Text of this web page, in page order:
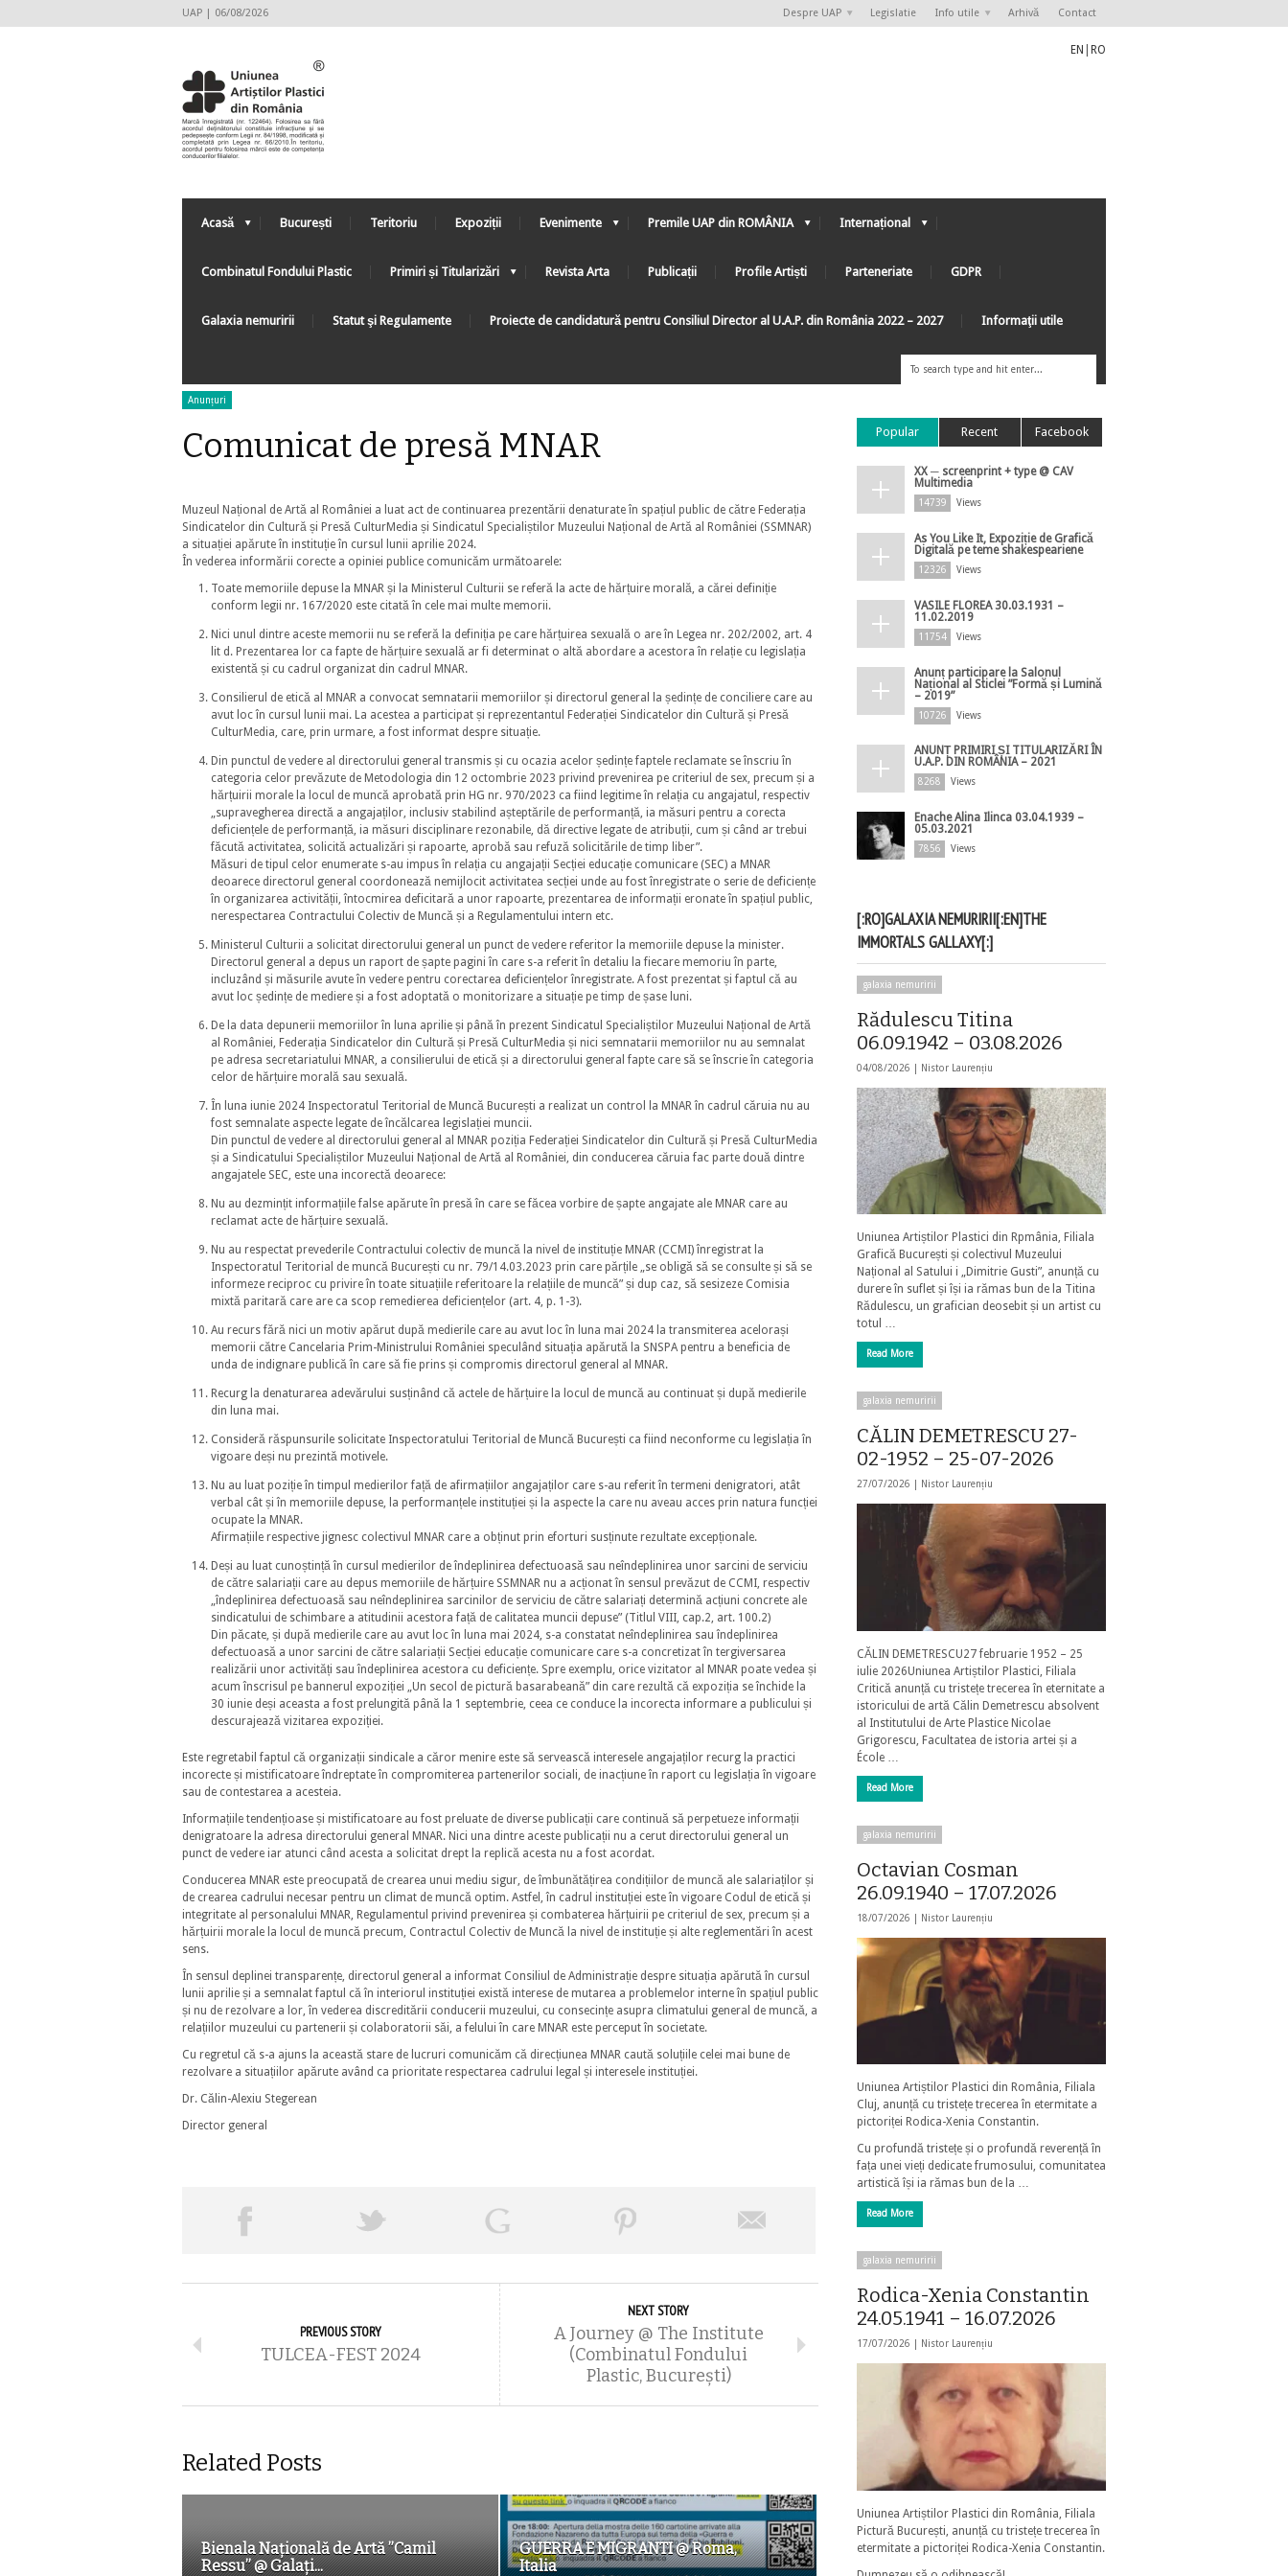
UAP | 06/08/2026 Despre UAP Legislatie Info utile Arhivă Contact
EN RO
Acasă București Teritoriu Expoziții Evenimente Premile UAP din ROMÂNIA Internațional
Combinatul Fondului Plastic Primiri și Titularizări Revista Arta Publicații Profile Artiști Parteneriate GDPR
Galaxia nemuririi Statut şi Regulamente Proiecte de candidatură pentru Consiliul Director al U.A.P. din România 2022 – 2027 Informaţii utile
Anunțuri
Comunicat de presă MNAR
Muzeul Național de Artă al României a luat act de continuarea prezentării denaturate în spațiul public de către Federația
Sindicatelor din Cultură și Presă CulturMedia și Sindicatul Specialiștilor Muzeului Național de Artă al României (SSMNAR)
a situației apărute în instituție în cursul lunii aprilie 2024.
În vederea informării corecte a opiniei publice comunicăm următoarele:
Toate memoriile depuse la MNAR și la Ministerul Culturii se referă la acte de hărțuire morală, a cărei definiție
conform legii nr. 167/2020 este citată în cele mai multe memorii.
Nici unul dintre aceste memorii nu se referă la definiția pe care hărțuirea sexuală o are în Legea nr. 202/2002, art. 4
lit d. Prezentarea lor ca fapte de hărțuire sexuală ar fi determinat o altă abordare a acestora în relație cu legislația
existentă și cu cadrul organizat din cadrul MNAR.
Consilierul de etică al MNAR a convocat semnatarii memoriilor și directorul general la ședințe de conciliere care au
avut loc în cursul lunii mai. La acestea a participat și reprezentantul Federației Sindicatelor din Cultură și Presă
CulturMedia, care, prin urmare, a fost informat despre situație.
Din punctul de vedere al directorului general transmis și cu ocazia acelor ședințe faptele reclamate se înscriu în
categoria celor prevăzute de Metodologia din 12 octombrie 2023 privind prevenirea pe criteriul de sex, precum și a
hărțuirii morale la locul de muncă aprobată prin HG nr. 970/2023 ca fiind legitime în relația cu angajatul, respectiv
„supravegherea directă a angajaților, inclusiv stabilind așteptările de performanță, ia măsuri pentru a corecta
deficiențele de performanță, ia măsuri disciplinare rezonabile, dă directive legate de atribuții, cum și când ar trebui
făcută activitatea, solicită actualizări și rapoarte, aprobă sau refuză solicitările de timp liber”.
Măsuri de tipul celor enumerate s-au impus în relația cu angajații Secției educație comunicare (SEC) a MNAR
deoarece directorul general coordonează nemijlocit activitatea secției unde au fost înregistrate o serie de deficiențe
în organizarea activității, întocmirea deficitară a unor rapoarte, prezentarea de informații eronate în spațiul public,
nerespectarea Contractului Colectiv de Muncă și a Regulamentului intern etc.
Ministerul Culturii a solicitat directorului general un punct de vedere referitor la memoriile depuse la minister.
Directorul general a depus un raport de șapte pagini în care s-a referit în detaliu la fiecare memoriu în parte,
incluzând și măsurile avute în vedere pentru corectarea deficiențelor înregistrate. A fost prezentat și faptul că au
avut loc ședințe de mediere și a fost adoptată o monitorizare a situație pe timp de șase luni.
De la data depunerii memoriilor în luna aprilie și până în prezent Sindicatul Specialiștilor Muzeului Național de Artă
al României, Federația Sindicatelor din Cultură și Presă CulturMedia și nici semnatarii memoriilor nu au semnalat
pe adresa secretariatului MNAR, a consilierului de etică și a directorului general fapte care să se înscrie în categoria
celor de hărțuire morală sau sexuală.
În luna iunie 2024 Inspectoratul Teritorial de Muncă București a realizat un control la MNAR în cadrul căruia nu au
fost semnalate aspecte legate de încălcarea legislației muncii.
Din punctul de vedere al directorului general al MNAR poziția Federației Sindicatelor din Cultură și Presă CulturMedia
și a Sindicatului Specialiștilor Muzeului Național de Artă al României, din conducerea căruia fac parte două dintre
angajatele SEC, este una incorectă deoarece:
Nu au dezmințit informațiile false apărute în presă în care se făcea vorbire de șapte angajate ale MNAR care au
reclamat acte de hărțuire sexuală.
Nu au respectat prevederile Contractului colectiv de muncă la nivel de instituție MNAR (CCMI) înregistrat la
Inspectoratul Teritorial de muncă București cu nr. 79/14.03.2023 prin care părțile „se obligă să se consulte și să se
informeze reciproc cu privire în toate situațiile referitoare la relațiile de muncă” și dup caz, să sesizeze Comisia
mixtă paritară care are ca scop remedierea deficiențelor (art. 4, p. 1-3).
Au recurs fără nici un motiv apărut după medierile care au avut loc în luna mai 2024 la transmiterea acelorași
memorii către Cancelaria Prim-Ministrului României speculând situația apărută la SNSPA pentru a beneficia de
unda de indignare publică în care să fie prins și compromis directorul general al MNAR.
Recurg la denaturarea adevărului susținând că actele de hărțuire la locul de muncă au continuat și după medierile
din luna mai.
Consideră răspunsurile solicitate Inspectoratului Teritorial de Muncă București ca fiind neconforme cu legislația în
vigoare deși nu prezintă motivele.
Nu au luat poziție în timpul medierilor față de afirmațiilor angajaților care s-au referit în termeni denigratori, atât
verbal cât și în memoriile depuse, la performanțele instituției și la aspecte la care nu aveau acces prin natura funcției
ocupate la MNAR.
Afirmațiile respective jignesc colectivul MNAR care a obținut prin eforturi susținute rezultate excepționale.
Deși au luat cunoștință în cursul medierilor de îndeplinirea defectuoasă sau neîndeplinirea unor sarcini de serviciu
de către salariații care au depus memoriile de hărțuire SSMNAR nu a acționat în sensul prevăzut de CCMI, respectiv
„îndeplinirea defectuoasă sau neîndeplinirea sarcinilor de serviciu de către salariați determină acțiuni concrete ale
sindicatului de schimbare a atitudinii acestora față de calitatea muncii depuse” (Titlul VIII, cap.2, art. 100.2)
Din păcate, și după medierile care au avut loc în luna mai 2024, s-a constatat neîndeplinirea sau îndeplinirea
defectuoasă a unor sarcini de către salariații Secției educație comunicare care s-a concretizat în tergiversarea
realizării unor activități sau îndeplinirea acestora cu deficiențe. Spre exemplu, orice vizitator al MNAR poate vedea și
acum înscrisul pe bannerul expoziției „Un secol de pictură basarabeană” din care rezultă că expoziția se închide la
30 iunie deși aceasta a fost prelungită până la 1 septembrie, ceea ce conduce la incorecta informare a publicului și
descurajează vizitarea expoziției.
Este regretabil faptul că organizații sindicale a căror menire este să servească interesele angajaților recurg la practici
incorecte și mistificatoare îndreptate în compromiterea partenerilor sociali, de inacțiune în raport cu legislația în vigoare
sau de contestarea a acesteia.
Informațiile tendențioase și mistificatoare au fost preluate de diverse publicații care continuă să perpetueze informații
denigratoare la adresa directorului general MNAR. Nici una dintre aceste publicații nu a cerut directorului general un
punct de vedere iar atunci când acesta a solicitat drept la replică acesta nu a fost acordat.
Conducerea MNAR este preocupată de crearea unui mediu sigur, de îmbunătățirea condițiilor de muncă ale salariaților și
de crearea cadrului necesar pentru un climat de muncă optim. Astfel, în cadrul instituției este în vigoare Codul de etică și
integritate al personalului MNAR, Regulamentul privind prevenirea și combaterea hărțuirii pe criteriul de sex, precum și a
hărțuirii morale la locul de muncă precum, Contractul Colectiv de Muncă la nivel de instituție și alte reglementări în acest
sens.
În sensul deplinei transparențe, directorul general a informat Consiliul de Administrație despre situația apărută în cursul
lunii aprilie și a semnalat faptul că în interiorul instituției există interese de mutarea a problemelor interne în spațiul public
și nu de rezolvare a lor, în vederea discreditării conducerii muzeului, cu consecințe asupra climatului general de muncă, a
relațiilor muzeului cu partenerii și colaboratorii săi, a felului în care MNAR este perceput în societate.
Cu regretul că s-a ajuns la această stare de lucruri comunicăm că direcțiunea MNAR caută soluțiile celei mai bune de
rezolvare a situațiilor apărute având ca prioritate respectarea cadrului legal și interesele instituției.
Dr. Călin-Alexiu Stegerean
Director general
PREVIOUS STORY
TULCEA-FEST 2024
NEXT STORY
A Journey @ The Institute
(Combinatul Fondului
Plastic, București)
Related Posts
Bienala Națională de Artă ”Camil
Ressu” @ Galați...
GUERRA E MIGRANTI @ Roma,
Italia
Popular Recent Facebook
XX ─ screenprint + type @ CAV
Multimedia
14739 Views
As You Like It, Expoziție de Grafică
Digitală pe teme shakespeariene
12326 Views
VASILE FLOREA 30.03.1931 –
11.02.2019
11754 Views
Anunț participare la Salonul
Național al Sticlei ”Formă și Lumină
– 2019”
10726 Views
ANUNȚ PRIMIRI ȘI TITULARIZĂRI ÎN
U.A.P. DIN ROMÂNIA – 2021
8268 Views
Enache Alina Ilinca 03.04.1939 –
05.03.2021
7856 Views
[:RO]GALAXIA NEMURIRII[:EN]THE
IMMORTALS GALLAXY[:]
galaxia nemuririi
Rădulescu Titina
06.09.1942 – 03.08.2026
04/08/2026 | Nistor Laurențiu
Uniunea Artiștilor Plastici din Rpmânia, Filiala
Grafică București și colectivul Muzeului
Național al Satului i „Dimitrie Gusti”, anunță cu
durere în suflet și își ia rămas bun de la Titina
Rădulescu, un grafician deosebit și un artist cu
totul …
Read More
galaxia nemuririi
CĂLIN DEMETRESCU 27-
02-1952 – 25-07-2026
27/07/2026 | Nistor Laurențiu
CĂLIN DEMETRESCU27 februarie 1952 – 25
iulie 2026Uniunea Artiștilor Plastici, Filiala
Critică anunță cu tristețe trecerea în eternitate a
istoricului de artă Călin Demetrescu absolvent
al Institutului de Arte Plastice Nicolae
Grigorescu, Facultatea de istoria artei și a
École …
Read More
galaxia nemuririi
Octavian Cosman
26.09.1940 – 17.07.2026
18/07/2026 | Nistor Laurențiu
Uniunea Artiștilor Plastici din România, Filiala
Cluj, anunță cu tristețe trecerea în etermitate a
pictoriței Rodica-Xenia Constantin.
Cu profundă tristețe și o profundă reverență în
fața unei vieți dedicate frumosului, comunitatea
artistică își ia rămas bun de la …
Read More
galaxia nemuririi
Rodica-Xenia Constantin
24.05.1941 – 16.07.2026
17/07/2026 | Nistor Laurențiu
Uniunea Artiștilor Plastici din România, Filiala
Pictură București, anunță cu tristețe trecerea în
etermitate a pictoriței Rodica-Xenia Constantin.